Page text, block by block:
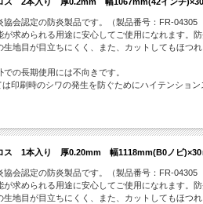
協会認定の防炎製品です。（製品番号：FR-04305
が求められる用途に安心してご使用になれます。
生地目が目立ちにくく、また、カットしてもほつ
の長期使用には不向きです。
刷時のシワの発生を防ぐためにハイテンション
ス 1本入り 厚0.20mm 幅1118mm(B0ノビ)×30
協会認定の防炎製品です。（製品番号：FR-04305
が求められる用途に安心してご使用になれます。
生地目が目立ちにくく、また、カットしてもほつ